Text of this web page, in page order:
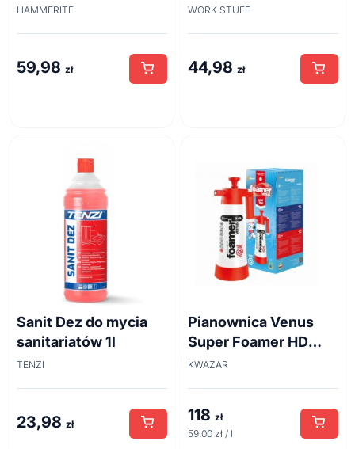
połysk 0,7 l
HAMMERITE
59,98 zł
Brush 45cm
WORK STUFF
44,98 zł
Sanit Dez do mycia
sanitariatów 1l
TENZI
23,98 zł
Pianownica Venus
Super Foamer HD
acid line 2L
KWAZAR
118 zł
59.00 zł / l